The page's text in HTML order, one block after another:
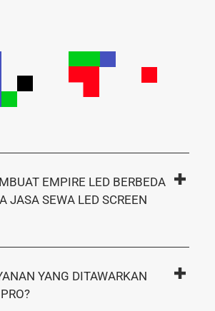
EMPIRE LED BERBEDA
JASA SEWA LED SCREEN
YANG DITAWARKAN